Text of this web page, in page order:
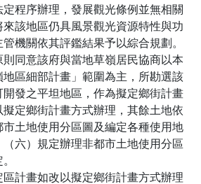
定程序辦理，發展觀光條例並無相關
來該地區仍具風景觀光資源特性與功
機關依其評鑑結果予以綜合規劃。
則同意該府與當地草嶺居民協商以本
區細部計畫」範圍為主，所勘選該
發之平坦地區，作為擬定鄉街計畫
擬定鄉街計畫方式辦理，其餘土地依
土地使用分區圖及編定各種使用地
六）規定辦理非都市土地使用分區
區計畫如改以擬定鄉街計畫方式辦理